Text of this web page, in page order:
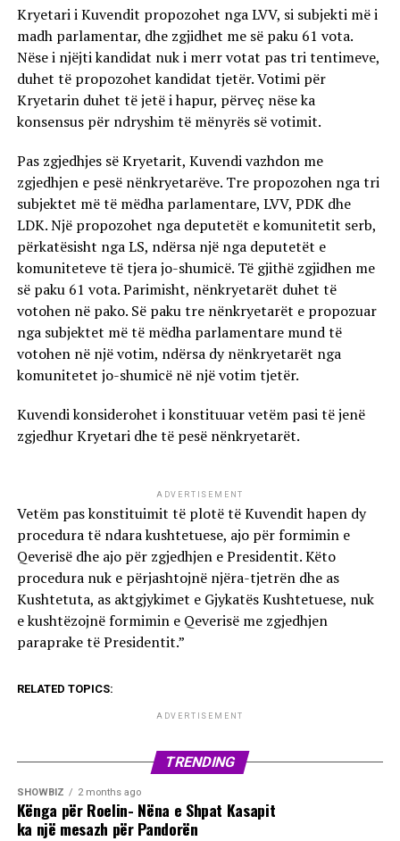
Kryetari i Kuvendit propozohet nga LVV, si subjekti më i
madh parlamentar, dhe zgjidhet me së paku 61 vota.
Nëse i njëjti kandidat nuk i merr votat pas tri tentimeve,
duhet të propozohet kandidat tjetër. Votimi për
Kryetarin duhet të jetë i hapur, përveç nëse ka
konsensus për ndryshim të mënyrës së votimit.
Pas zgjedhjes së Kryetarit, Kuvendi vazhdon me
zgjedhjen e pesë nënkryetarëve. Tre propozohen nga tri
subjektet më të mëdha parlamentare, LVV, PDK dhe
LDK. Një propozohet nga deputetët e komunitetit serb,
përkatësisht nga LS, ndërsa një nga deputetët e
komuniteteve të tjera jo-shumicë. Të gjithë zgjidhen me
së paku 61 vota. Parimisht, nënkryetarët duhet të
votohen në pako. Së paku tre nënkryetarët e propozuar
nga subjektet më të mëdha parlamentare mund të
votohen në një votim, ndërsa dy nënkryetarët nga
komunitetet jo-shumicë në një votim tjetër.
Kuvendi konsiderohet i konstituuar vetëm pasi të jenë
zgjedhur Kryetari dhe të pesë nënkryetarët.
ADVERTISEMENT
Vetëm pas konstituimit të plotë të Kuvendit hapen dy
procedura të ndara kushtetuese, ajo për formimin e
Qeverisë dhe ajo për zgjedhjen e Presidentit. Këto
procedura nuk e përjashtojnë njëra-tjetrën dhe as
Kushtetuta, as aktgjykimet e Gjykatës Kushtetuese, nuk
e kushtëzojnë formimin e Qeverisë me zgjedhjen
paraprake të Presidentit.”
RELATED TOPICS:
ADVERTISEMENT
TRENDING
SHOWBIZ 2 months ago
Kënga për Roelin- Nëna e Shpat Kasapit
ka një mesazh për Pandorën